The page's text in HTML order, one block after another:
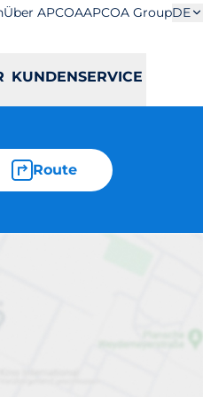
Über APCOAAPCOA GroupDE
KUNDENSERVICE
Route